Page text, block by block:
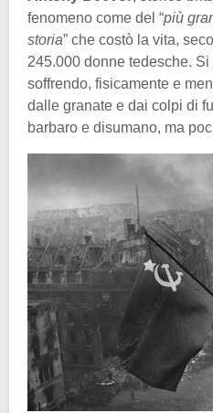
fenomeno come del “più
storia” che costò la vita,
245.000 donne tedesche.
soffrendo, fisicamente e
dalle granate e dai colpi di
barbaro e disumano, ma